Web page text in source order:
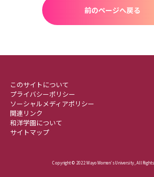
前のページへ戻る
このサイトについて
プライバシーポリシー
ソーシャルメディアポリシー
関連リンク
和洋学園について
サイトマップ
Copyright © 2022 Wayo Women's University , All Rights